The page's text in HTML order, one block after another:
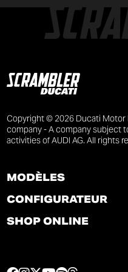
Copyright © 2026 Ducati Motor
company - A company subject
activities of AUDI AG. All rights
MODÈLES
CONFIGURATEUR
SHOP ONLINE